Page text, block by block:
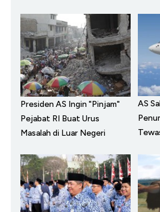
Presiden AS Ingin "Pinjam"
Pejabat RI Buat Urus
Masalah di Luar Negeri
AS